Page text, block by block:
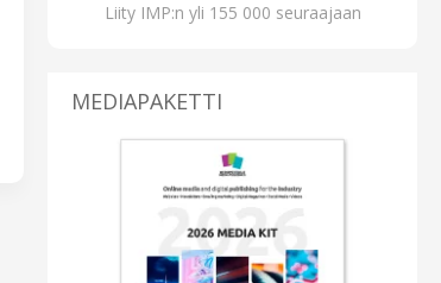
Liity IMP:n yli 155 000 seuraajaan
MEDIAPAKETTI